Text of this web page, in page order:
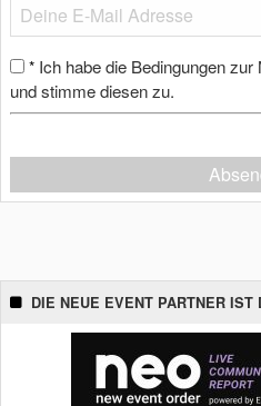
* Ich habe die Bedingungen
und stimme diesen zu.
DIE NEUE EVENT PARTNER IST